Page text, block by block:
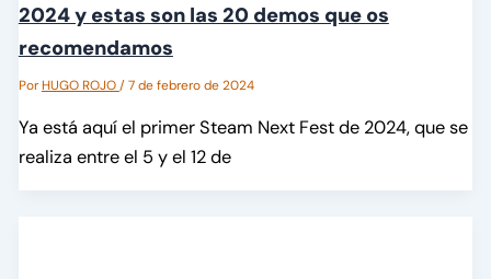
2024 y estas son las 20 demos que os
recomendamos
PorHUGO ROJO/7 de febrero de 2024
Ya está aquí el primer Steam Next Fest de 2024, que se
realiza entre el 5 y el 12 de